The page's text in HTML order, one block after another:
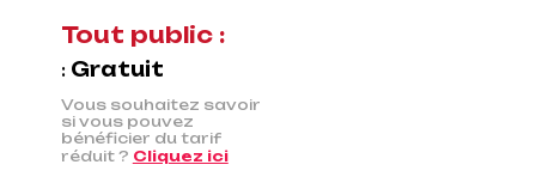
Tout public :
: Gratuit
Vous souhaitez savoir
si vous pouvez
bénéficier du tarif
réduit ? Cliquez ici